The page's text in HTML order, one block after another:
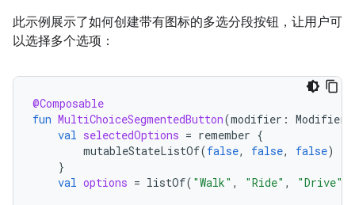
此示例展示了如何创建带有图标的多选分段按钮，让用户可
以选择多个选项：
@Composable
fun MultiChoiceSegmentedButton(modifier : Modifier
val selectedOptions = remember {
mutableStateListOf(false, false, false)
}
val options = listOf( "Walk" , "Ride" , "Drive"